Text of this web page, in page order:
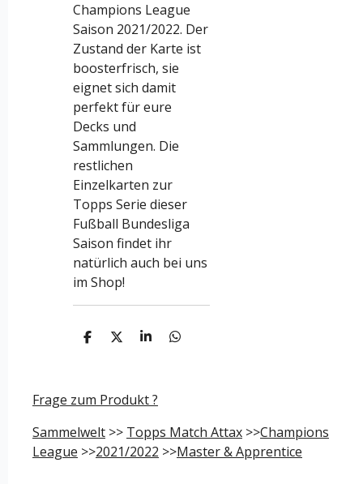
Champions League
Saison 2021/2022. Der
Zustand der Karte ist
boosterfrisch, sie
eignet sich damit
perfekt für eure
Decks und
Sammlungen. Die
restlichen
Einzelkarten zur
Topps Serie dieser
Fußball Bundesliga
Saison findet ihr
natürlich auch bei uns
im Shop!
T
n
T
n
T
e
n
T
Frage zum Produkt ?
Sammelwelt >> Topps Match Attax >>Champions
League >>2021/2022 >>Master & Apprentice